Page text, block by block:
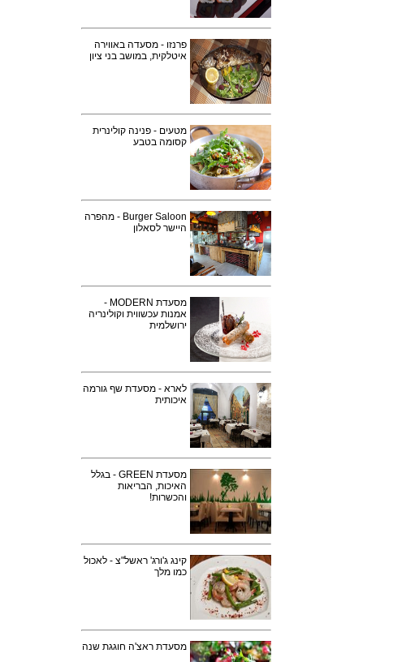
פרנזו - מסעדה באווירה
איטלקית, במושב בני ציון
מטעים - פנינה קולינרית
קסומה בטבע
Burger Saloon - מהפרה
היישר לסאלון
מסעדת MODERN -
אמנות עכשווית וקולינריה
ירושלמית
לארא - מסעדת שף גורמה
איכותית
מסעדת GREEN - בגלל
האיכות, הבריאות
והכשרות!
קינג ג'ורג' ראשל"צ - לאכול
כמו מלך
מסעדת ראצ'ה חוגגת שנה